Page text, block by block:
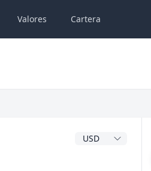
Valores Cartera
Divisa del dividendo